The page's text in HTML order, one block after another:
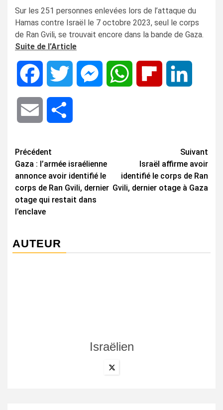
Sur les 251 personnes enlevées lors de l’attaque du
Hamas contre Israël le 7 octobre 2023, seul le corps
de Ran Gvili, se trouvait encore dans la bande de Gaza.
Suite de l’Article
Facebook Twitter MessengerWhatsApp Flipboard
Email
Navigation
d’article
Précédent
Gaza : l’armée israélienne
annonce avoir identifié le
corps de Ran Gvili, dernier
otage qui restait dans
l’enclave
Suivant
Israël affirme avoir
identifié le corps de Ran
Gvili, dernier otage à Gaza
AUTEUR
Israëlien